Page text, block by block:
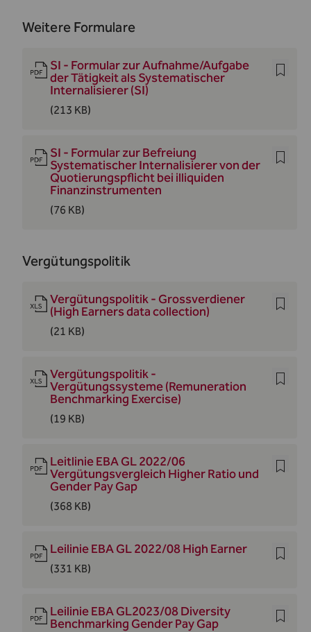
Weitere Formulare
SI - Formular zur Aufnahme/Aufgabe
der Tätigkeit als Systematischer
Internalisierer (SI)
(213 KB)
SI - Formular zur Befreiung
Systematischer Internalisierer von der
Quotierungspflicht bei illiquiden
Finanzinstrumenten
(76 KB)
Vergütungspolitik
Vergütungspolitik - Grossverdiener
(High Earners data collection)
(21 KB)
Vergütungspolitik -
Vergütungssysteme (Remuneration
Benchmarking Exercise)
(19 KB)
Leitlinie EBA GL 2022/06
Vergütungsvergleich Higher Ratio und
Gender Pay Gap
(368 KB)
Leilinie EBA GL 2022/08 High Earner
(331 KB)
Leilinie EBA GL2023/08 Diversity
Benchmarking Gender Pay Gap